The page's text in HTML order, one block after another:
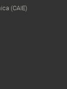
(CAIE)